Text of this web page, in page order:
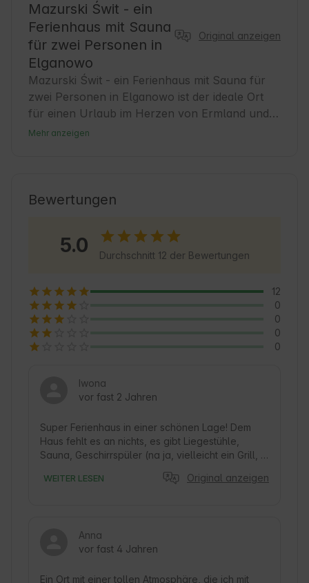
Mazurski Świt - ein
Ferienhaus mit Sauna
für zwei Personen in
Elganowo
Original anzeigen
Mazurski Świt - ein Ferienhaus mit Sauna für
zwei Personen in Elganowo ist der ideale Ort
für einen Urlaub im Herzen von Ermland und
Masuren. Dieses malerische Dorf bietet Ruhe
und die Möglichkeit, sich nach einem
entspannen. Die Region ist bekannt für ihre
zahlreichen Seen und Wälder, die zum
Wandern und Radfahren einladen. Lernen Sie
die einzigartige Atmosphäre des Ortes
ausmachen 🍃.
Mehr anzeigen
Bewertungen
5.0 Durchschnitt 12 der Bewertungen
12
0
0
0
0
Iwona
vor fast 2 Jahren
Super Ferienhaus in einer schönen Lage! Dem
Haus fehlt es an nichts, es gibt Liegestühle,
Sauna, Geschirrspüler (na ja, vielleicht ein Grill,
eigenen ;) und vor allem Ruhe. Es gibt keine
waren zufällig gerade zu Beginn der Brunftzeit
dort, so dass wir etwas Natur erleben konnten,
erstaunlich. Das Haus ist sehr sauber, alles ist
WEITER LESEN Original anzeigen
Anna
vor fast 4 Jahren
Ein Ort mit einer tollen Atmosphäre, die ich mit